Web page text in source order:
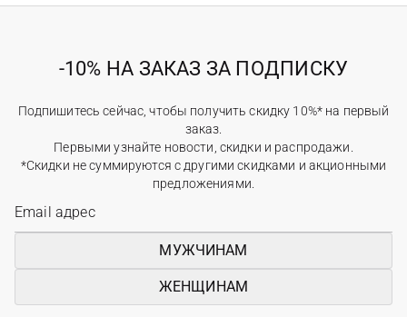
-10% НА ЗАКАЗ ЗА ПОДПИСКУ
Подпишитесь сейчас, чтобы получить скидку 10%* на первый
заказ.
Первыми узнайте новости, скидки и распродажи.
*Скидки не суммируются с другими скидками и акционными
предложениями.
МУЖЧИНАМ
ЖЕНЩИНАМ